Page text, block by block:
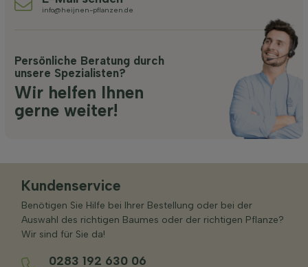
info@heijnen-pflanzen.de
Persönliche Beratung durch
unsere Spezialisten?
Wir helfen Ihnen
gerne weiter!
Kundenservice
Benötigen Sie Hilfe bei Ihrer Bestellung oder bei der
Auswahl des richtigen Baumes oder der richtigen Pflanze?
Wir sind für Sie da!
0283 192 630 06